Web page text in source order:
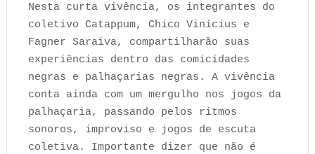
Nesta curta vivência, os integrantes do
coletivo Catappum, Chico Vinícius e
Fagner Saraiva, compartilharão suas
experiências dentro das comicidades
negras e palhaçarias negras. A vivência
conta ainda com um mergulho nos jogos da
palhaçaria, passando pelos ritmos
sonoros, improviso e jogos de escuta
coletiva. Importante dizer que não é